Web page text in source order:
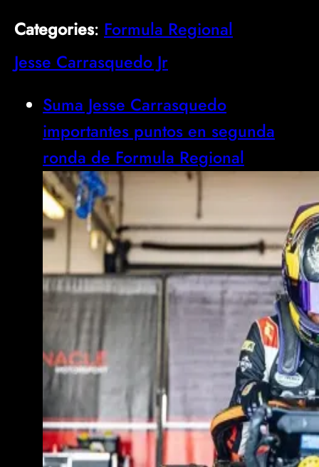
Categories: Formula Regional
Jesse Carrasquedo Jr
Suma Jesse Carrasquedo
importantes puntos en segunda
ronda de Formula Regional